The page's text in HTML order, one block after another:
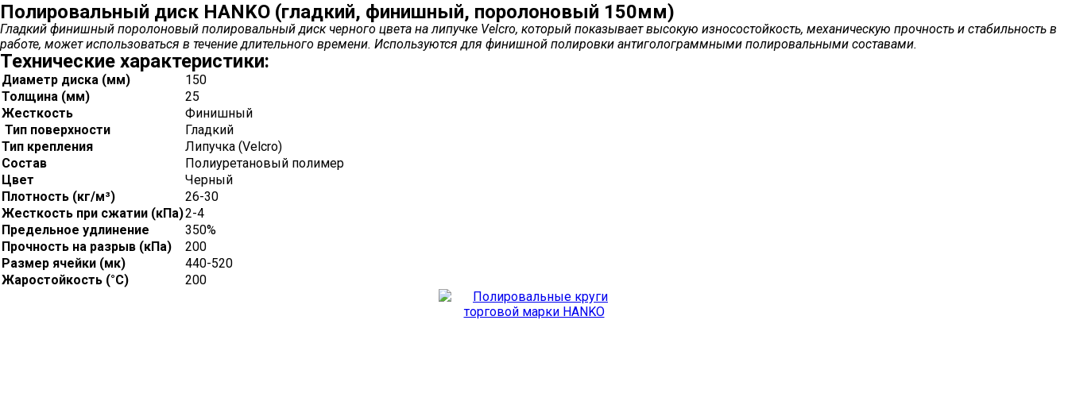
Полировальный диск HANKO (гладкий, финишный, поролоновый 150мм)
Гладкий финишный поролоновый полировальный диск черного цвета на липучке Velcro, который показывает высокую износостойкость, механическую прочность и стабильность в
работе, может использоваться в течение длительного времени. Используются для финишной полировки антиголограммными полировальными составами.
Технические характеристики:
Диаметр диска (мм)
150
Толщина (мм)
25
Жесткость
Финишный
Тип поверхности
Гладкий
Тип крепления
Липучка (Velcro)
Состав
Полиуретановый полимер
Цвет
Черный
Плотность (кг/м³)
26-30
Жесткость при сжатии (кПа)2-4
Предельное удлинение
350%
Прочность на разрыв (кПа)
200
Размер ячейки (мк)
440-520
Жаростойкость (°С)
200